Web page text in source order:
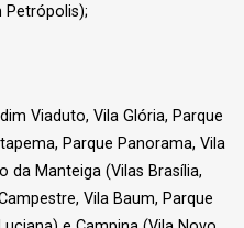
Petrópolis);
Viaduto, Vila Glória, Parque
Parque Panorama, Vila
da Manteiga (Vilas Brasília,
Vila Baum, Parque